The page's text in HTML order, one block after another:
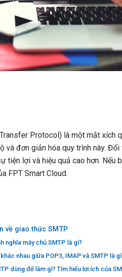
Protocol) là một mắt xích
và đơn giản hóa quy trình này.
tiện lợi và hiệu quả cao hơn.
FPT Smart Cloud.
về giao thức SMTP
nghĩa máy chủ SMTP là gì?
nhau giữa POP3, IMAP và SMTP là
dùng để làm gì? Tìm hiểu lợi ích của